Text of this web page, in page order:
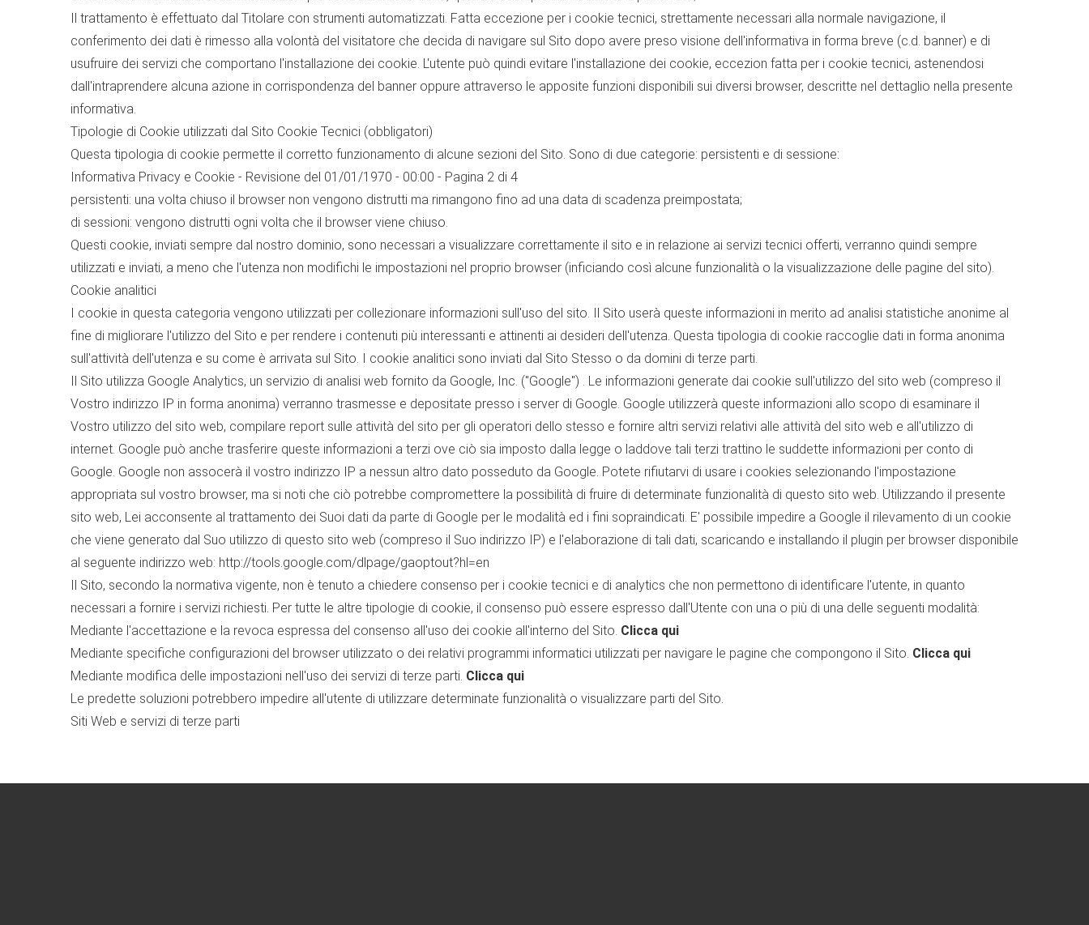
Il trattamento è effettuato dal Titolare con strumenti automatizzati. Fatta eccezione per i cookie tecnici, strettamente necessari alla normale navigazione, il
conferimento dei dati è rimesso alla volontà del visitatore che decida di navigare sul Sito dopo avere preso visione dell'informativa in forma breve (c.d. banner) e di
usufruire dei servizi che comportano l'installazione dei cookie. L'utente può quindi evitare l'installazione dei cookie, eccezion fatta per i cookie tecnici, astenendosi
dall'intraprendere alcuna azione in corrispondenza del banner oppure attraverso le apposite funzioni disponibili sui diversi browser, descritte nel dettaglio nella presente
informativa.
Tipologie di Cookie utilizzati dal Sito Cookie Tecnici (obbligatori)
Questa tipologia di cookie permette il corretto funzionamento di alcune sezioni del Sito. Sono di due categorie: persistenti e di sessione:
Informativa Privacy e Cookie - Revisione del 01/01/1970 - 00:00 - Pagina 2 di 4
persistenti: una volta chiuso il browser non vengono distrutti ma rimangono fino ad una data di scadenza preimpostata;
di sessioni: vengono distrutti ogni volta che il browser viene chiuso.
Questi cookie, inviati sempre dal nostro dominio, sono necessari a visualizzare correttamente il sito e in relazione ai servizi tecnici offerti, verranno quindi sempre
utilizzati e inviati, a meno che l'utenza non modifichi le impostazioni nel proprio browser (inficiando così alcune funzionalità o la visualizzazione delle pagine del sito).
Cookie analitici
I cookie in questa categoria vengono utilizzati per collezionare informazioni sull'uso del sito. Il Sito userà queste informazioni in merito ad analisi statistiche anonime al
fine di migliorare l'utilizzo del Sito e per rendere i contenuti più interessanti e attinenti ai desideri dell'utenza. Questa tipologia di cookie raccoglie dati in forma anonima
sull'attività dell'utenza e su come è arrivata sul Sito. I cookie analitici sono inviati dal Sito Stesso o da domini di terze parti.
Il Sito utilizza Google Analytics, un servizio di analisi web fornito da Google, Inc. ("Google") . Le informazioni generate dai cookie sull'utilizzo del sito web (compreso il
Vostro indirizzo IP in forma anonima) verranno trasmesse e depositate presso i server di Google. Google utilizzerà queste informazioni allo scopo di esaminare il
Vostro utilizzo del sito web, compilare report sulle attività del sito per gli operatori dello stesso e fornire altri servizi relativi alle attività del sito web e all'utilizzo di
internet. Google può anche trasferire queste informazioni a terzi ove ciò sia imposto dalla legge o laddove tali terzi trattino le suddette informazioni per conto di
Google. Google non assocerà il vostro indirizzo IP a nessun altro dato posseduto da Google. Potete rifiutarvi di usare i cookies selezionando l'impostazione
appropriata sul vostro browser, ma si noti che ciò potrebbe compromettere la possibilità di fruire di determinate funzionalità di questo sito web. Utilizzando il presente
sito web, Lei acconsente al trattamento dei Suoi dati da parte di Google per le modalità ed i fini sopraindicati. E' possibile impedire a Google il rilevamento di un cookie
che viene generato dal Suo utilizzo di questo sito web (compreso il Suo indirizzo IP) e l'elaborazione di tali dati, scaricando e installando il plugin per browser disponibile
al seguente indirizzo web: http://tools.google.com/dlpage/gaoptout?hl=en
Il Sito, secondo la normativa vigente, non è tenuto a chiedere consenso per i cookie tecnici e di analytics che non permettono di identificare l'utente, in quanto
necessari a fornire i servizi richiesti. Per tutte le altre tipologie di cookie, il consenso può essere espresso dall'Utente con una o più di una delle seguenti modalità:
Mediante l'accettazione e la revoca espressa del consenso all'uso dei cookie all'interno del Sito. Clicca qui
Mediante specifiche configurazioni del browser utilizzato o dei relativi programmi informatici utilizzati per navigare le pagine che compongono il Sito. Clicca qui
Mediante modifica delle impostazioni nell'uso dei servizi di terze parti. Clicca qui
Le predette soluzioni potrebbero impedire all'utente di utilizzare determinate funzionalità o visualizzare parti del Sito.
Siti Web e servizi di terze parti